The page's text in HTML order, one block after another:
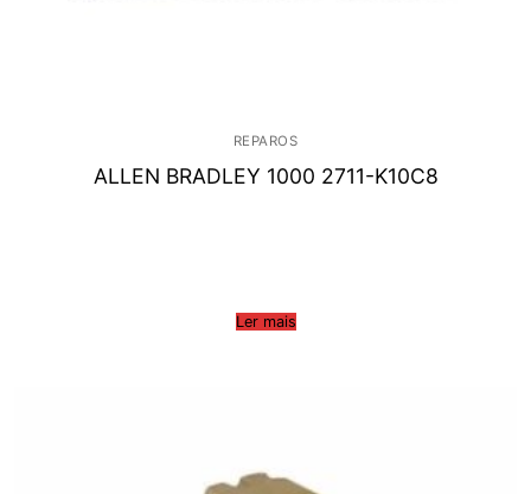
REPAROS
ALLEN BRADLEY 1000 2711-K10C8
Ler mais